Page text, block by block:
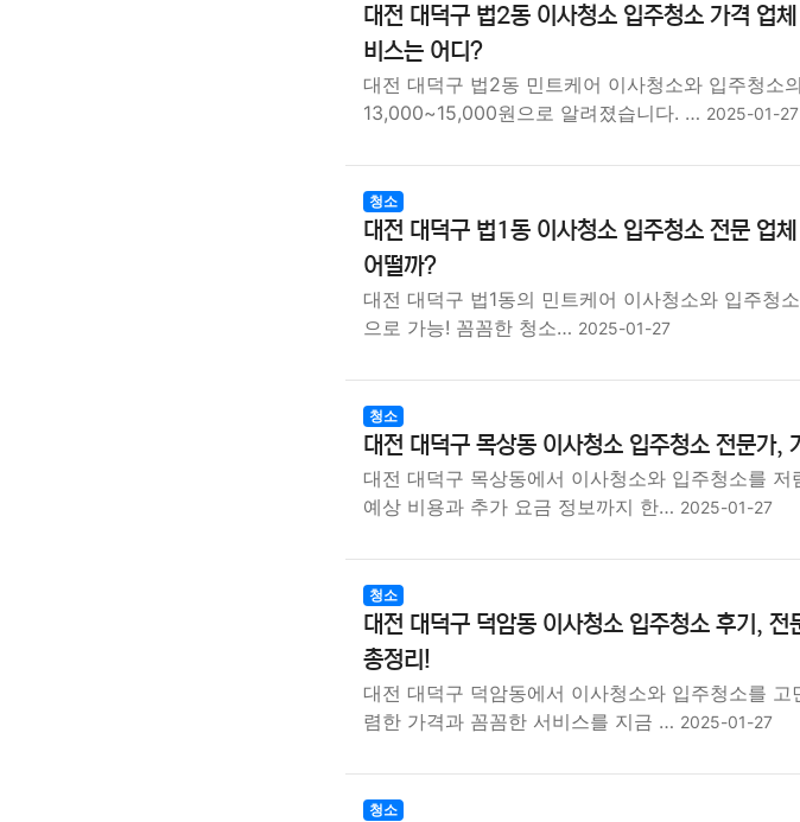
대전 대덕구 법2동 이사청소 입주청소 가격 업
비스는 어디?
대전 대덕구 법2동 민트케어 이사청소와 입주청소
13,000~15,000원으로 알려졌습니다. … 2025-01-27
청소
대전 대덕구 법1동 이사청소 입주청소 전문 업
어떨까?
대전 대덕구 법1동의 민트케어 이사청소와 입주청
으로 가능! 꼼꼼한 청소… 2025-01-27
청소
대전 대덕구 목상동 이사청소 입주청소 전문가,
대전 대덕구 목상동에서 이사청소와 입주청소를 저
예상 비용과 추가 요금 정보까지 한… 2025-01-27
청소
대전 대덕구 덕암동 이사청소 입주청소 후기, 전
총정리!
대전 대덕구 덕암동에서 이사청소와 입주청소를 고
렴한 가격과 꼼꼼한 서비스를 지금 … 2025-01-27
청소